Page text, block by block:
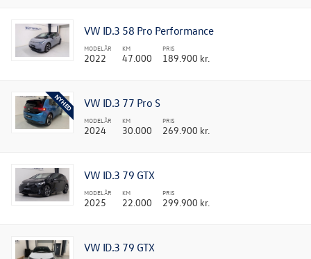
VW ID.3 58 Pro Performance
MODELÅR
2022
KM
47.000
PRIS
189.900 kr.
VW ID.3 77 Pro S
MODELÅR
2024
KM
30.000
PRIS
269.900 kr.
VW ID.3 79 GTX
MODELÅR
2025
KM
22.000
PRIS
299.900 kr.
VW ID.3 79 GTX